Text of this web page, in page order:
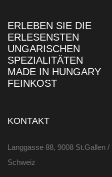
ERLEBEN SIE DIE
ERLESENSTEN
UNGARISCHEN
SPEZIALITÄTEN
MADE IN HUNGARY
FEINKOST
KONTAKT
Langgasse 88, 9008 St.Gallen /
Schweiz